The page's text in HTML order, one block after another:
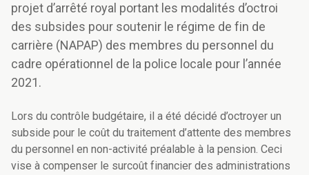
projet d’arrêté royal portant les modalités d’octroi
des subsides pour soutenir le régime de fin de
carrière (NAPAP) des membres du personnel du
cadre opérationnel de la police locale pour l’année
2021.
Lors du contrôle budgétaire, il a été décidé d’octroyer un
subside pour le coût du traitement d’attente des membres
du personnel en non-activité préalable à la pension. Ceci
vise à compenser le surcoût financier des administrations